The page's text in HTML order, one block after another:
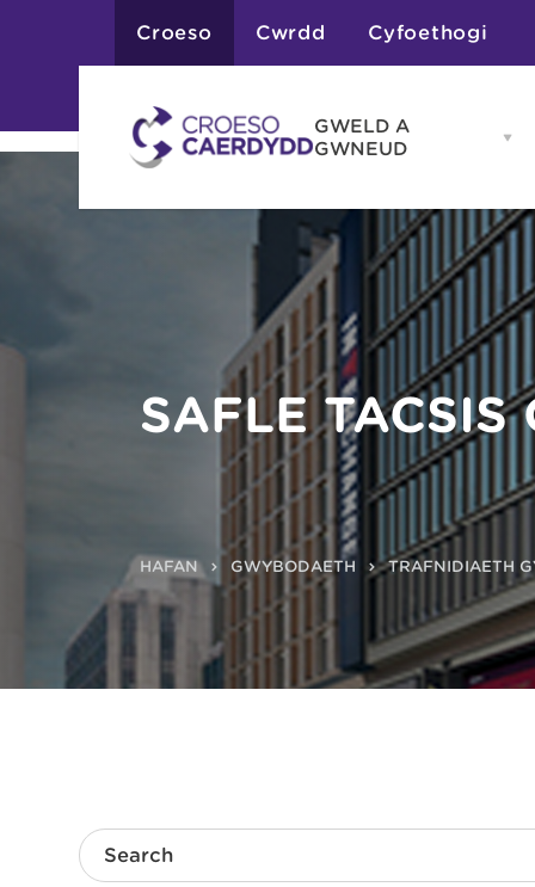
Croeso Cwrdd Cyfoethogi
GWELD A
GWNEUD
Atyniadau
Gweithgareddau
Adloniant
Chwaraeon
Siopa
Teithiau a
SAFLE
HAFAN GWYBODAETH TRAFNIDIAETH
Search